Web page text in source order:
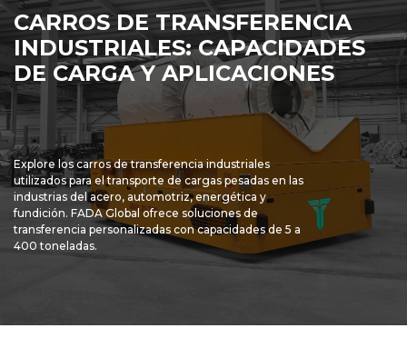
CARROS DE TRANSFERENCIA
INDUSTRIALES: CAPACIDADES
DE CARGA Y APLICACIONES
Explore los carros de transferencia industriales
utilizados para el transporte de cargas pesadas en las
industrias del acero, automotriz, energética y
fundición. FADA Global ofrece soluciones de
transferencia personalizadas con capacidades de 5 a
400 toneladas.